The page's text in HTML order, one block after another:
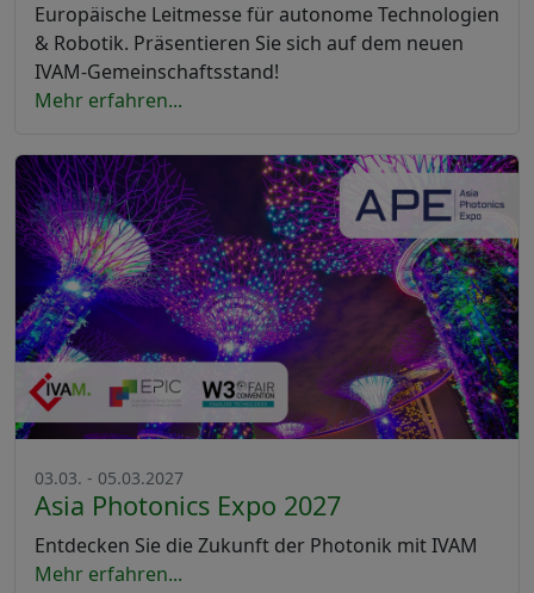
Europäische Leitmesse für autonome Technologien
& Robotik. Präsentieren Sie sich auf dem neuen
IVAM-Gemeinschaftsstand!
Mehr erfahren...
03.03. - 05.03.2027
Asia Photonics Expo 2027
Entdecken Sie die Zukunft der Photonik mit IVAM
Mehr erfahren...